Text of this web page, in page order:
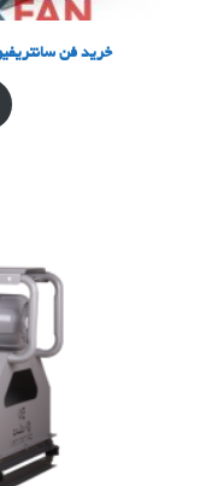
خرید فن